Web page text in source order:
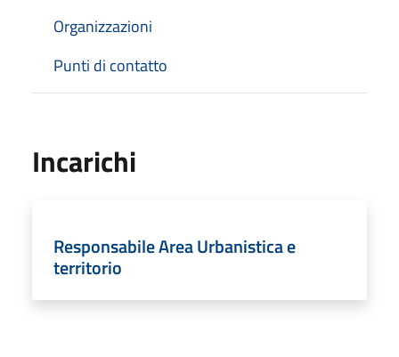
Organizzazioni
Punti di contatto
Incarichi
Responsabile Area Urbanistica e
territorio